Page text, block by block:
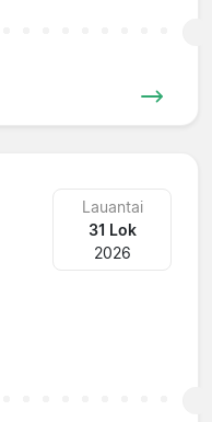
Lauantai
31 Lok
2026